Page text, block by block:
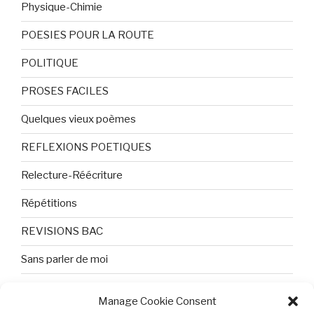
Manage Cookie Consent
Physique-Chimie
POESIES POUR LA ROUTE
POLITIQUE
PROSES FACILES
Quelques vieux poèmes
REFLEXIONS POETIQUES
Relecture-Réécriture
Répétitions
REVISIONS BAC
Sans parler de moi